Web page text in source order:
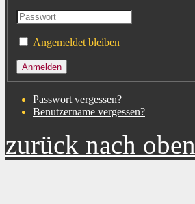
Angemeldet bleiben
Passwort vergessen?
Benutzername vergessen?
zurück nach oben